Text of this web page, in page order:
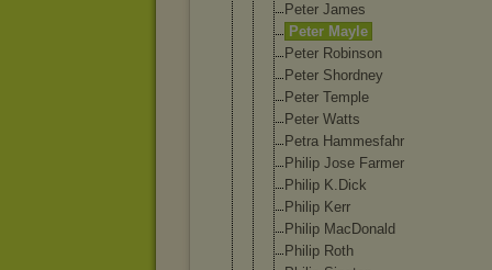
Peter James
Peter Mayle
Peter Robinson
Peter Shordney
Peter Temple
Peter Watts
Petra Hammesfahr
Philip Jose Farmer
Philip K.Dick
Philip Kerr
Philip MacDonald
Philip Roth